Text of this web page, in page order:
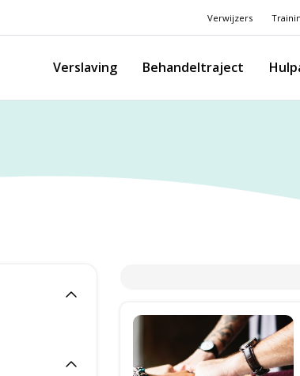
Verwijzers
Verslaving Behandeltraject